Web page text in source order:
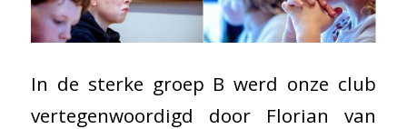
In de sterke groep B werd onze club
vertegenwoordigd door Florian van